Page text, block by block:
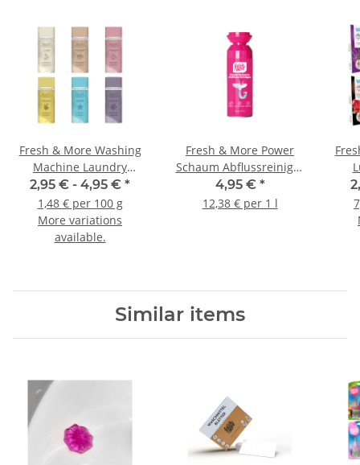
Fresh & More Washing
Machine Laundry
Fragrance
Pearls/Perfume (210g)
2,95 € - 4,95 € *
1,48 € per 100 g
More variations
available.
Fresh & More Power
Schaum Abflussreiniger
400ml Rohrreiniger
verstopfte Abflüsse
4,95 € *
12,38 € per 1 l
Similar items